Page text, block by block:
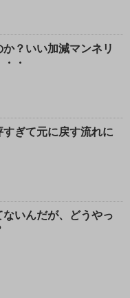
？いい加減マンネリ
・
すぎて元に戻す流れに
いんだが、どうやっ